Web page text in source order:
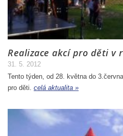
Realizace akcí pro děti v
31. 5. 2012
Tento týden, od 28. května do
pro děti. celá aktualita »